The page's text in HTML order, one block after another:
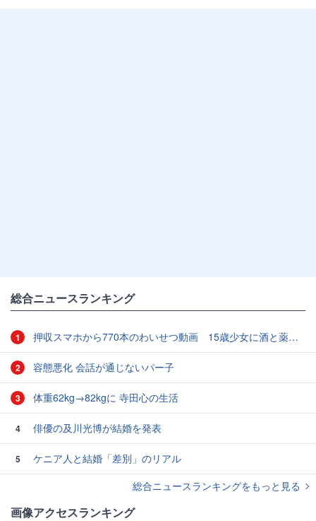
総合ニュースランキング
1 押収スマホから770本のわいせつ動画 15歳少女に酒と薬飲ませ性的暴行か 54歳男を再逮捕 「薬もありますよ」とSNSで誘い出し
2 容態悪化 会話が通じないパー子
3 体重62kg→82kgに 寺田心の生活
4 俳優の及川光博が結婚を発表
5
ケニア人と結婚「差別」のリアル
総合ニュースランキングをもっと見る
画像アクセスランキング